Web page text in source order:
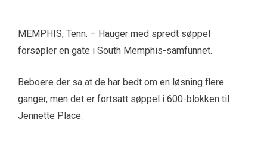
MEMPHIS, Tenn. – Hauger med spredt søppel
forsøpler en gate i South Memphis-samfunnet.
Beboere der sa at de har bedt om en løsning flere
ganger, men det er fortsatt søppel i 600-blokken til
Jennette Place.